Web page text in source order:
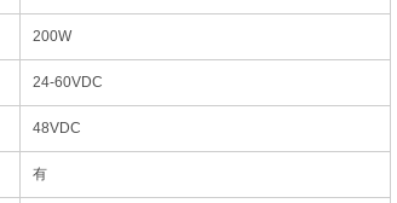
200W
24-60VDC
48VDC
有